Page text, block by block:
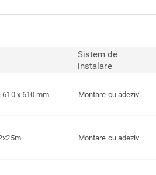
Sistem de
instalare
610 x 610 mm Montare cu adeziv
Montare cu adeziv